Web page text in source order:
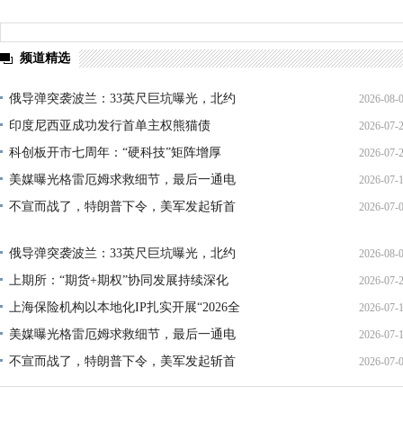
频道精选
俄导弹突袭波兰：33英尺巨坑曝光，北约 2026-08-
印度尼西亚成功发行首单主权熊猫债 2026-07-
科创板开市七周年：“硬科技”矩阵增厚 2026-07-
美媒曝光格雷厄姆求救细节，最后一通电 2026-07-
不宣而战了，特朗普下令，美军发起斩首 2026-07-
俄导弹突袭波兰：33英尺巨坑曝光，北约 2026-08-
上期所：“期货+期权”协同发展持续深化 2026-07-
上海保险机构以本地化IP扎实开展“2026全 2026-07-
美媒曝光格雷厄姆求救细节，最后一通电 2026-07-
不宣而战了，特朗普下令，美军发起斩首 2026-07-